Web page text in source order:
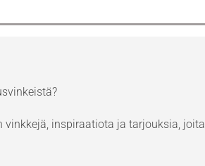
inspiraatiota ja tarjouksia, joita